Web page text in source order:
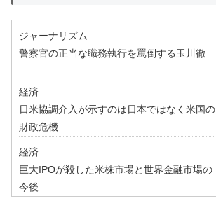
ジャーナリズム
警察官の正当な職務執行を罵倒する玉川徹
経済
日米協調介入が示すのは日本ではなく米国の
財政危機
経済
巨大IPOが殺した米株市場と世界金融市場の
今後